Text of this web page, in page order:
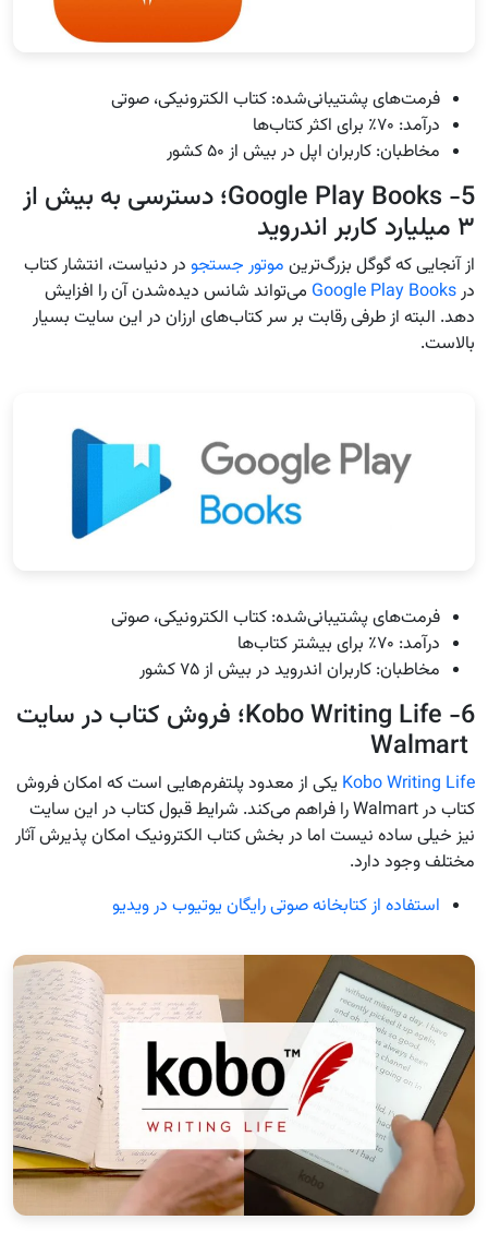
فرمت‌های پشتیبانی‌شده: کتاب الکترونیکی، صوتی
درآمد: ۷۰٪ برای اکثر کتاب‌ها
مخاطبان: کاربران اپل در بیش از ۵۰ کشور
5- Google Play Books؛ دسترسی به بیش از
۳ میلیارد کاربر اندروید
از آنجایی که گوگل بزرگ‌ترین موتور جستجو در دنیاست، انتشار کتاب
درGoogle Play Books می‌تواند شانس دیده‌شدن آن را افزایش
دهد. البته از طرفی رقابت بر سر کتاب‌های ارزان در این سایت بسیار
بالاست.
فرمت‌های پشتیبانی‌شده: کتاب الکترونیکی، صوتی
درآمد: ۷۰٪ برای بیشتر کتاب‌ها
مخاطبان: کاربران اندروید در بیش از ۷۵ کشور
6- Kobo Writing Life؛ فروش کتاب در سایت
Kobo Writing Life یکی از معدود پلتفرم‌هایی است که امکان فروش
کتاب در Walmart را فراهم می‌کند. شرایط قبول کتاب در این سایت
نیز خیلی ساده نیست اما در بخش کتاب الکترونیک امکان پذیرش آثار
مختلف وجود دارد.
استفاده از کتابخانه صوتی رایگان یوتیوب در ویدیو